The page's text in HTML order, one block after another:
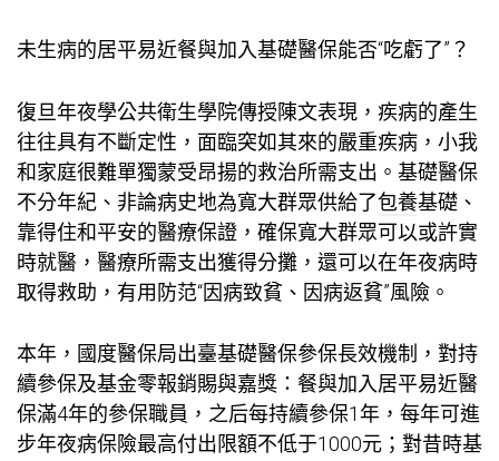
未生病的居平易近餐與加入基礎醫保能否“吃虧了”？
復旦年夜學公共衛生學院傳授陳文表現，疾病的產生
往往具有不斷定性，面臨突如其來的嚴重疾病，小我
和家庭很難單獨蒙受昂揚的救治所需支出。基礎醫保
不分年紀、非論病史地為寬大群眾供給了包養基礎、
靠得住和平安的醫療保證，確保寬大群眾可以或許實
時就醫，醫療所需支出獲得分攤，還可以在年夜病時
取得救助，有用防范“因病致貧、因病返貧”風險。
本年，國度醫保局出臺基礎醫保參保長效機制，對持
續參保及基金零報銷賜與嘉獎：餐與加入居平易近醫
保滿4年的參保職員，之后每持續參保1年，每年可進
步年夜病保險最高付出限額不低于1000元；對昔時基